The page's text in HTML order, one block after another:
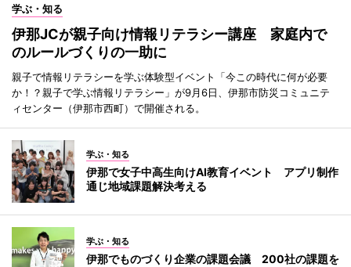
学ぶ・知る
伊那JCが親子向け情報リテラシー講座 家庭内で
のルールづくりの一助に
親子で情報リテラシーを学ぶ体験型イベント「今この時代に何が必要
か！？親子で学ぶ情報リテラシー」が9月6日、伊那市防災コミュニテ
ィセンター（伊那市西町）で開催される。
学ぶ・知る
伊那で女子中高生向けAI教育イベント アプリ制作
通じ地域課題解決考える
学ぶ・知る
伊那でものづくり企業の課題会議 200社の課題を